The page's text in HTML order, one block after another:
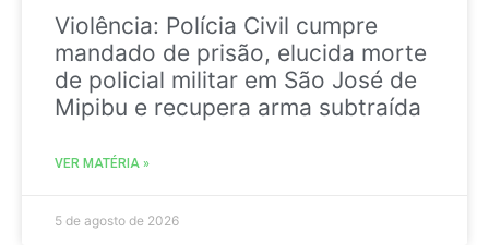
Violência: Polícia Civil cumpre
mandado de prisão, elucida morte
de policial militar em São José de
Mipibu e recupera arma subtraída
VER MATÉRIA »
5 de agosto de 2026